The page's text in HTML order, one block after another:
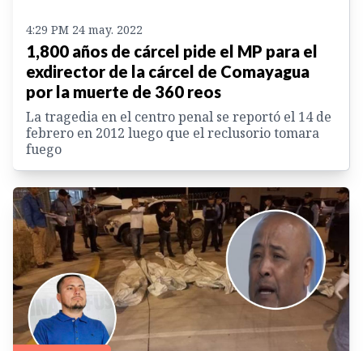
4:29 PM 24 may. 2022
1,800 años de cárcel pide el MP para el
exdirector de la cárcel de Comayagua
por la muerte de 360 reos
La tragedia en el centro penal se reportó el 14 de
febrero en 2012 luego que el reclusorio tomara
fuego